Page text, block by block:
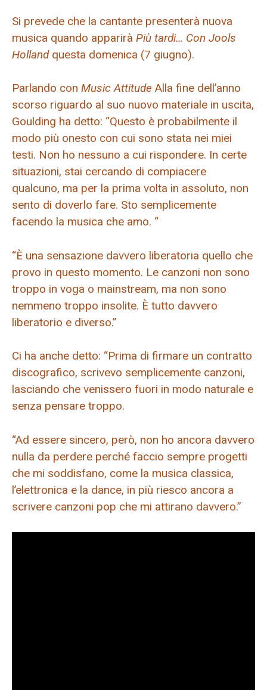
Si prevede che la cantante presenterà nuova
musica quando apparirà Più tardi… Con Jools
Hollandquesta domenica (7 giugno).
Parlando con Music Attitude Alla fine dell’anno
scorso riguardo al suo nuovo materiale in uscita,
Goulding ha detto: “Questo è probabilmente il
modo più onesto con cui sono stata nei miei
testi. Non ho nessuno a cui rispondere. In certe
situazioni, stai cercando di compiacere
qualcuno, ma per la prima volta in assoluto, non
sento di doverlo fare. Sto semplicemente
facendo la musica che amo. “
“È una sensazione davvero liberatoria quello che
provo in questo momento. Le canzoni non sono
troppo in voga o mainstream, ma non sono
nemmeno troppo insolite. È tutto davvero
liberatorio e diverso.”
Ci ha anche detto: “Prima di firmare un contratto
discografico, scrivevo semplicemente canzoni,
lasciando che venissero fuori in modo naturale e
senza pensare troppo.
“Ad essere sincero, però, non ho ancora davvero
nulla da perdere perché faccio sempre progetti
che mi soddisfano, come la musica classica,
l’elettronica e la dance, in più riesco ancora a
scrivere canzoni pop che mi attirano davvero.”